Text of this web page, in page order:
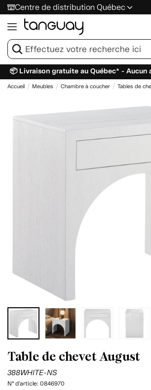
Centre de distribution Québec
📦 Livraison gratuite au Québec* - Aucun
Accueil Meubles Chambre à coucher Tables de
Table de chevet August
388WHITE-NS
N° d'article: 0846970